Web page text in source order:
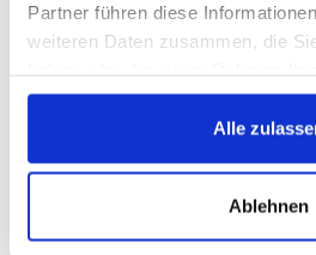
Partner führen diese
weiteren Daten zusammen, die
gesammelt haben.
Alle
Ablehnen